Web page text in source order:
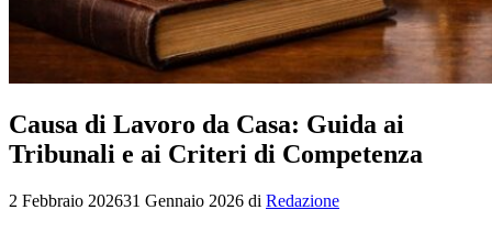
Causa di Lavoro da Casa: Guida ai
Tribunali e ai Criteri di Competenza
2 Febbraio 202631 Gennaio 2026 di Redazione